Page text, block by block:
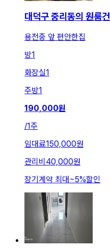
대덕구 중리동의 원룸
용전중 앞 편안한집
방1
화장실1
주방1
190,000원
/1주
임대료150,000원
관리비 40,000원
장기계약 최대~5%할인